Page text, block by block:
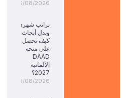
06/08/2026
براتب شهري
وبدل أبحاث:
كيف تحصل
على منحة
DAAD
الألمانية
2027؟
05/08/2026